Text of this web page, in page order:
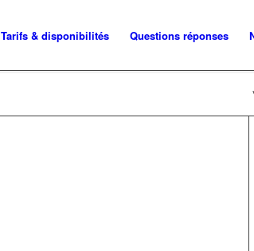
Tarifs & disponibilités Questions réponses